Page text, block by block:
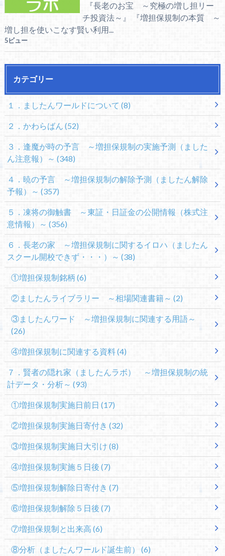
『長老のお宝 ～究極の増し担リー
チ投資法～』 『増担保規制の本質 ～
増し担を使いこなす賢い利用...
5ビュー
カテゴリー
１．ましたんワールドについて (8)
２．かわらばん (52)
３．逢魔が時の予言 ～増担保規制の実施予測（ました
ん注意報）～ (348)
４．暁の予言 ～増担保規制の解除予測（ましたん解除
予報）～ (357)
５．凍将の御触書 ～東証・日証金の公開情報（株式注
意情報）～ (356)
６．長老の家 ～増担保規制に関するイロハ（ましたん
スクール開校できず・・・）～ (38)
①増担保規制銘柄 (6)
②ましたんライブラリー ～相場関連書籍～ (2)
③ましたんワード ～増担保規制に関連する用語～
(26)
④増担保規制に関連する資料(4)
７．賢者の隠れ家（ましたんラボ） ～増担保規制の統
計データ・分析～ (93)
①増担保規制実施日前日 (17)
②増担保規制実施日寄付き (32)
③増担保規制実施日大引け (8)
④増担保規制実施５日後 (7)
⑤増担保規制解除日寄付き (7)
⑥増担保規制解除５日後 (7)
⑦増担保規制と出来高 (6)
⑧分析（ましたんワールド誕生前） (6)